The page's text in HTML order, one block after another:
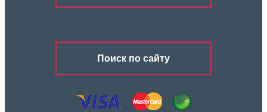
Поиск по сайту